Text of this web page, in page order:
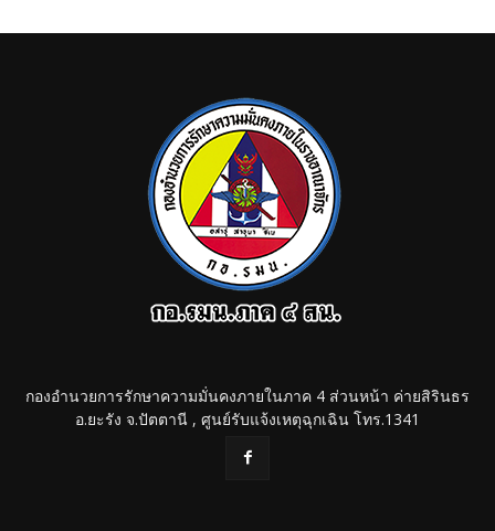
กองอำนวยการรักษาความมั่นคงภายในภาค 4 ส่วนหน้า ค่ายสิรินธร
อ.ยะรัง จ.ปัตตานี , ศูนย์รับแจ้งเหตุฉุกเฉิน โทร.1341